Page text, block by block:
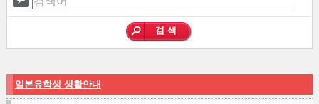
일본유학생 생활안내